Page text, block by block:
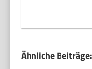
Ähnliche Beiträge: